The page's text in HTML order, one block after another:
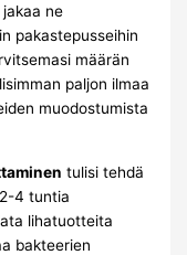
ne
pakastepusseihin
määrän
paljon ilmaa
muodostumista
tulisi tehdä
4 tuntia
lihatuotteita
bakteerien